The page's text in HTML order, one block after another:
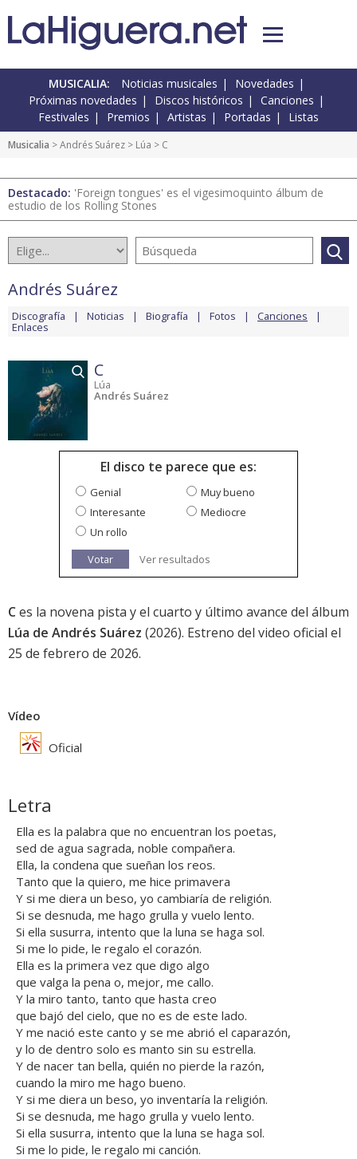
MUSICALIA: Noticias musicales
Novedades
Próximas novedades
Discos históricos
Canciones
Festivales
Premios Artistas Portadas Listas
Musicalia >Andrés Suárez > Lúa > C
Destacado: 'Foreign tongues' es el vigesimoquinto álbum de
estudio de los Rolling Stones
Andrés Suárez
Discografía Noticias Biografía Fotos Canciones
Enlaces
C
Lúa
Andrés Suárez
El disco te parece que es:
Genial
Muy bueno
Interesante
Mediocre
Un rollo
Votar
Ver resultados
Ces la novena pista y el cuarto y último avance del álbum
Lúa de Andrés Suárez (2026). Estreno del video oficial el
25 de febrero de 2026.
Vídeo
Oficial
Letra
Ella es la palabra que no encuentran los poetas,
sed de agua sagrada, noble compañera.
Ella, la condena que sueñan los reos.
Tanto que la quiero, me hice primavera
Y si me diera un beso, yo cambiaría de religión.
Si se desnuda, me hago grulla y vuelo lento.
Si ella susurra, intento que la luna se haga sol.
Si me lo pide, le regalo el corazón.
Ella es la primera vez que digo algo
que valga la pena o, mejor, me callo.
Y la miro tanto, tanto que hasta creo
que bajó del cielo, que no es de este lado.
Y me nació este canto y se me abrió el caparazón,
y lo de dentro solo es manto sin su estrella.
Y de nacer tan bella, quién no pierde la razón,
cuando la miro me hago bueno.
Y si me diera un beso, yo inventaría la religión.
Si se desnuda, me hago grulla y vuelo lento.
Si ella susurra, intento que la luna se haga sol.
Si me lo pide, le regalo mi canción.